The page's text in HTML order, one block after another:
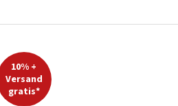
10% +
Versand
gratis*